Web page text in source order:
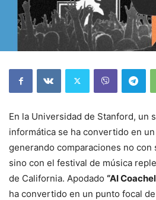
En la Universidad de Stanford, un
informática se ha convertido en
generando comparaciones no con
sino con el festival de música
de California. Apodado “AI
ha convertido en un punto focal